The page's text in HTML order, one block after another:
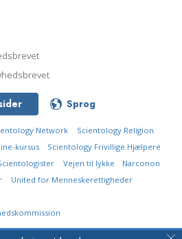
Sprog
Network
Scientology Religion
kursus
Scientology Frivillige Hjælpere
Vejen til lykke
Narconon
United for Menneskerettigheder
Alle rettigheder forbeholdt.